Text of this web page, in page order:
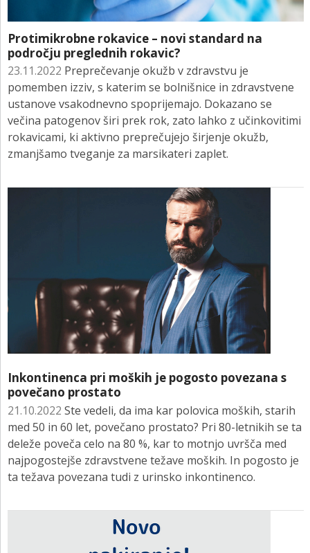
Protimikrobne rokavice – novi standard na
področju preglednih rokavic?
23.11.2022 Preprečevanje okužb v zdravstvu je
pomemben izziv, s katerim se bolnišnice in zdravstvene
ustanove vsakodnevno spoprijemajo. Dokazano se
večina patogenov širi prek rok, zato lahko z učinkovitimi
rokavicami, ki aktivno preprečujejo širjenje okužb,
zmanjšamo tveganje za marsikateri zaplet.
Inkontinenca pri moških je pogosto povezana s
povečano prostato
21.10.2022 Ste vedeli, da ima kar polovica moških, starih
med 50 in 60 let, povečano prostato? Pri 80-letnikih se ta
deleže poveča celo na 80 %, kar to motnjo uvršča med
najpogostejše zdravstvene težave moških. In pogosto je
ta težava povezana tudi z urinsko inkontinenco.